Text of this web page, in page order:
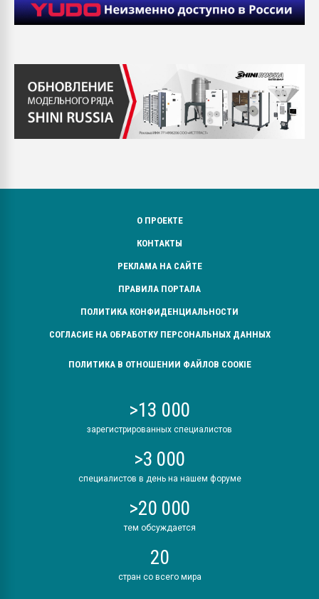
О ПРОЕКТЕ
КОНТАКТЫ
РЕКЛАМА НА САЙТЕ
ПРАВИЛА ПОРТАЛА
ПОЛИТИКА КОНФИДЕНЦИАЛЬНОСТИ
СОГЛАСИЕ НА ОБРАБОТКУ ПЕРСОНАЛЬНЫХ ДАННЫХ
ПОЛИТИКА В ОТНОШЕНИИ ФАЙЛОВ COOKIE
>13 000
зарегистрированных специалистов
>3 000
специалистов в день на нашем форуме
>20 000
тем обсуждается
20
стран со всего мира